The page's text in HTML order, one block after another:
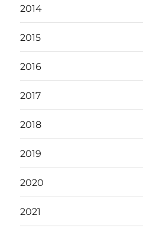
2014
2015
2016
2017
2018
2019
2020
2021